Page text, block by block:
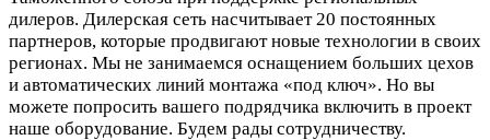
дилеров. Дилерская сеть насчитывает 20 постоянных
партнеров, которые продвигают новые технологии в своих
регионах. Мы не занимаемся оснащением больших цехов
и автоматических линий монтажа «под ключ». Но вы
можете попросить вашего подрядчика включить в проект
наше оборудование. Будем рады сотрудничеству.